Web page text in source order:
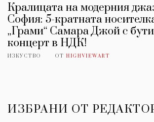
Кралицата на модерния
София: 5-кратната
„Грами“ Самара Джой с
концерт в НДК!
ИЗКУСТВО ОТ HIGHVIEWART
ИЗБРАНИ ОТ